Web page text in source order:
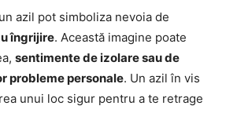
azil pot simboliza nevoia de
îngrijire. Această imagine poate
sentimente de izolare sau de
probleme personale. Un azil în vis
unui loc sigur pentru a te retrage